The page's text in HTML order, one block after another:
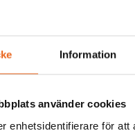
Information
använder cookies
enhetsidentifierare för att
livslängd på både verktyg
fibersegment, lättbetong,